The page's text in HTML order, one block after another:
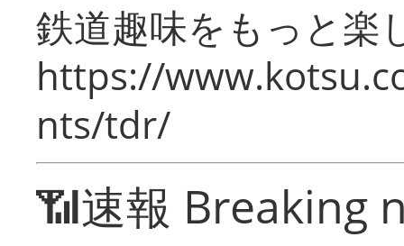
鉄道趣味をもっと楽
https://
nts/tdr/
📶速報 Breaking